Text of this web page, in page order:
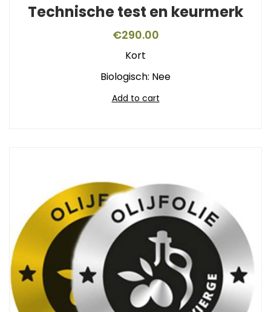
Technische test en keurmerk
€290.00
Kort
Biologisch: Nee
Add to cart